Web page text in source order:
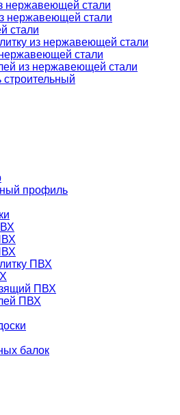
нержавеющей стали
нержавеющей стали
стали
из нержавеющей стали
стали
из нержавеющей стали
профиль
ПВХ
ПВХ
ПВХ
балок